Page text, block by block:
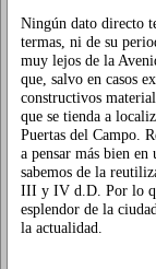
Ningún dato directo
termas, ni de su
muy lejos de la
que, salvo en casos
constructivos
que se tienda a
Puertas del Campo.
a pensar más bien
sabemos de la
III y IV d.D. Por lo
esplendor de la
la actualidad.